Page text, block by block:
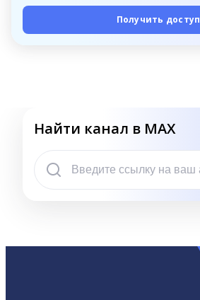
Получить доступ
Найти канал в MAX